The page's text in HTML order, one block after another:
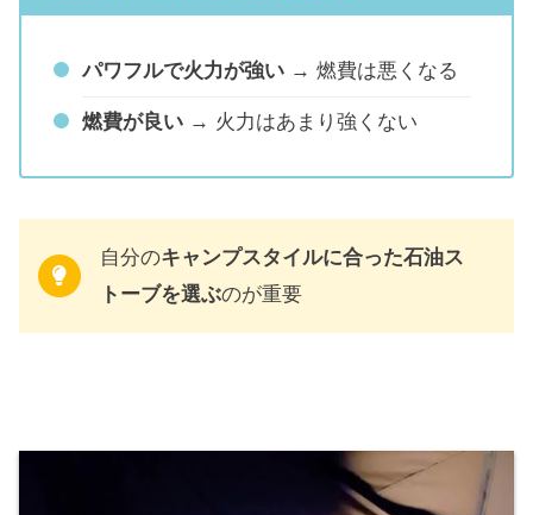
パワフルで火力が強い → 燃費は悪くなる
燃費が良い → 火力はあまり強くない
自分のキャンプスタイルに合った石油ス
トーブを選ぶのが重要